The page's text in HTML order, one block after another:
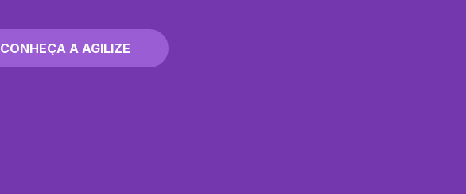
CONHEÇA A AGILIZE